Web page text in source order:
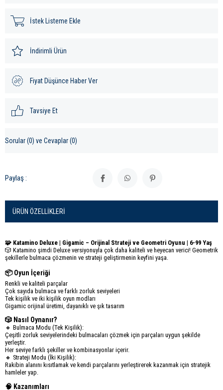
İstek Listeme Ekle
İndirimli Ürün
Fiyat Düşünce Haber Ver
Tavsiye Et
Sorular (0) ve Cevaplar (0)
Paylaş :
ÜRÜN ÖZELLIKLERI
🧩 Katamino Deluxe | Gigamic – Orijinal Strateji ve Geometri Oyunu | 6-99 Yaş
🎲 Katamino şimdi Deluxe versiyonuyla çok daha kaliteli ve heyecan verici! Geometrik
şekillerle bulmaca çözmenin ve strateji geliştirmenin keyfini yaşa.
📦 Oyun İçeriği
Renkli ve kaliteli parçalar
Çok sayıda bulmaca ve farklı zorluk seviyeleri
Tek kişilik ve iki kişilik oyun modları
Gigamic orijinal üretimi, dayanıklı ve şık tasarım
🎲 Nasıl Oynanır?
🔸 Bulmaca Modu (Tek Kişilik):
Çeşitli zorluk seviyelerindeki bulmacaları çözmek için parçaları uygun şekilde
yerleştir.
Her seviye farklı şekiller ve kombinasyonlar içerir.
🔸 Strateji Modu (İki Kişilik):
Rakibin alanını kısıtlamak ve kendi parçalarını yerleştirerek kazanmak için stratejik
hamleler yap.
🧠 Kazanımları